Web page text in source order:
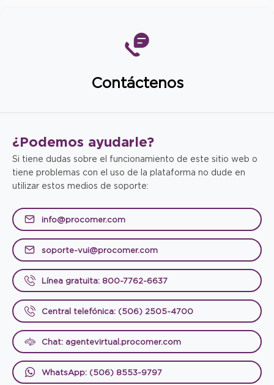
Contáctenos
¿Podemos ayudarle?
Si tiene dudas sobre el funcionamiento de este sitio web o
tiene problemas con el uso de la plataforma no dude en
utilizar estos medios de soporte:
info@procomer.com
soporte-vui@procomer.com
Línea gratuita: 800-7762-6637
Central telefónica: (506) 2505-4700
Chat: agentevirtual.procomer.com
WhatsApp: (506) 8553-9797